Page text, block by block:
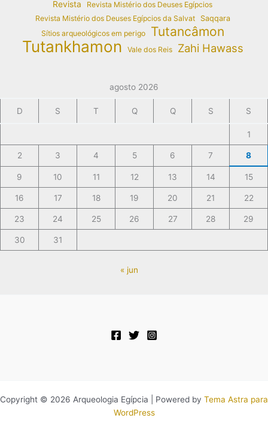
Revista
Revista Mistério dos Deuses Egípcios
Revista Mistério dos Deuses Egípcios da Salvat
Saqqara
Sítios arqueológicos em perigo
Tutancâmon
Tutankhamon Vale dos Reis Zahi Hawass
agosto 2026
D S T Q Q S S
1
2 3 4 5 6 7 8
9 10 11 12 13 14 15
16 17 18 19 20 21 22
23 24 25 26 27 28 29
30 31
« jun
Copyright © 2026 Arqueologia Egípcia | Powered by Tema Astra para
WordPress